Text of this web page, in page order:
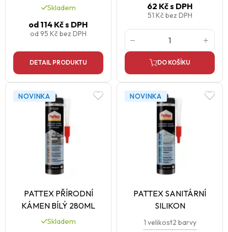
Skladem
od 114 Kčs DPH
od 95 Kčbez DPH
DETAIL PRODUKTU
62 Kčs DPH
51 Kčbez DPH
DO KOŠÍKU
NOVINKA
PATTEX PŘÍRODNÍ
KÁMEN BÍLÝ 280ML
Skladem
NOVINKA
PATTEX SANITÁRNÍ
SILIKON
1 velikost2 barvy